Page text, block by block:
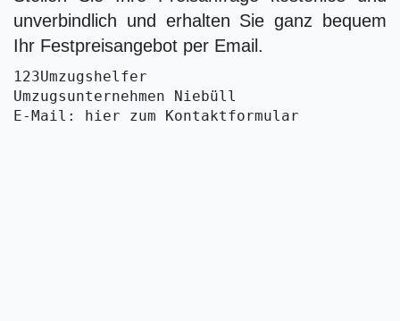
unverbindlich und erhalten Sie ganz bequem
Ihr Festpreisangebot per Email.
123Umzugshelfer
Umzugsunternehmen Niebüll
E-Mail: hier zum Kontaktformular